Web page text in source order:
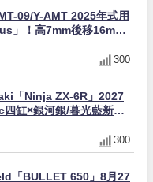
09/Y-AMT 2025年式用
」！高7mm後移16mm
300
「Ninja ZX-6R」2027
缸×銀河銀/暮光藍新色
300
「BULLET 650」8月27